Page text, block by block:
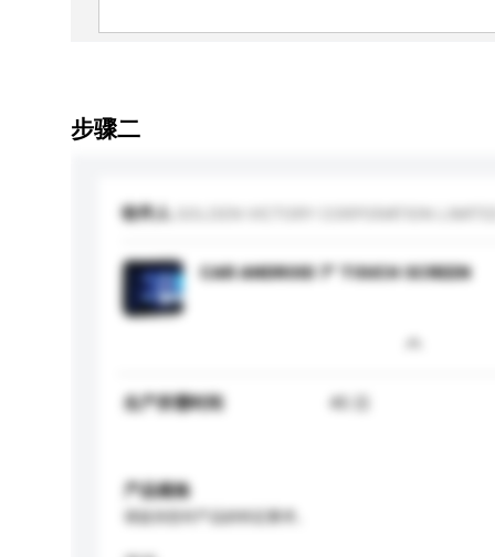
步骤二
收件人
CAR ANDROID 7" TOUCH SCREEN
生产所需时间 45 日
产品规格